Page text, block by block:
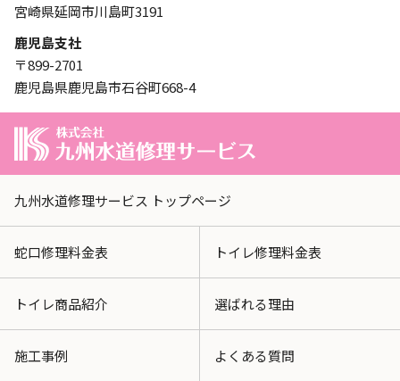
宮崎県延岡市川島町3191
鹿児島支社
〒899-2701
鹿児島県鹿児島市石谷町668-4
九州水道修理サービス トップページ
蛇口修理料金表 トイレ修理料金表
トイレ商品紹介 選ばれる理由
施工事例 よくある質問